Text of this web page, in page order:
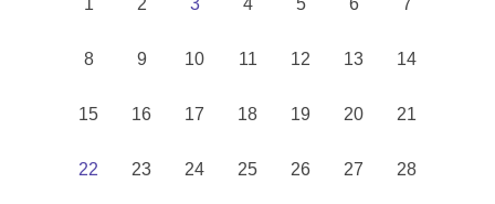
1 2 3 4 5 6 7
8 9 10 11 12 13 14
15 16 17 18 19 20 21
22 23 24 25 26 27 28